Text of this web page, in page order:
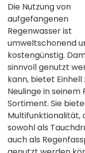
Die Nutzung von
aufgefangenen
Regenwasser ist
umweltschonend
kostengünstig.
sinnvoll genutzt
kann, bietet Einhell
Neulinge in seinem
Sortiment. Sie
Multifunktionalität,
sowohl als
auch als